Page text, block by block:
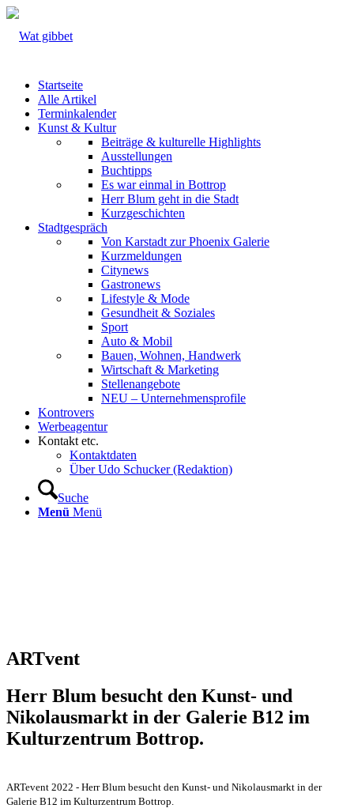
Startseite
Alle Artikel
Terminkalender
Kunst & Kultur
Beiträge & kulturelle Highlights
Ausstellungen
Buchtipps
Es war einmal in Bottrop
Herr Blum geht in die Stadt
Kurzgeschichten
Stadtgespräch
Von Karstadt zur Phoenix Galerie
Kurzmeldungen
Citynews
Gastronews
Lifestyle & Mode
Gesundheit & Soziales
Sport
Auto & Mobil
Bauen, Wohnen, Handwerk
Wirtschaft & Marketing
Stellenangebote
NEU – Unternehmens­profile
Kontrovers
Werbeagentur
Kontakt etc.
Kontaktdaten
Über Udo Schucker (Redaktion)
Suche
Menü Menü
ARTvent
Herr Blum besucht den Kunst- und
Nikolausmarkt in der Galerie B12 im
Kulturzentrum Bottrop.
ARTevent 2022 - Herr Blum besucht den Kunst- und Nikolausmarkt in der
Galerie B12 im Kulturzentrum Bottrop.